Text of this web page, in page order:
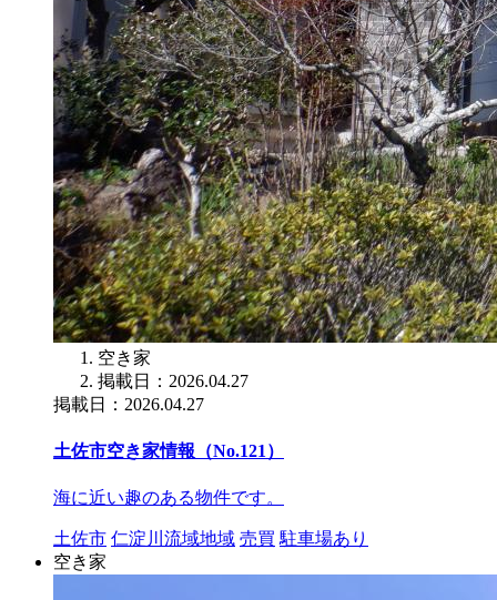
空き家
掲載日：2026.04.27
掲載日：2026.04.27
土佐市空き家情報（No.121）
海に近い趣のある物件です。
土佐市 仁淀川流域地域 売買 駐車場あり
空き家